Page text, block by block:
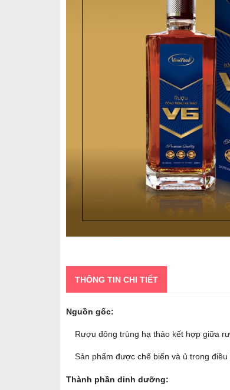
THÔNG TIN CHI TIẾT
Nguồn gốc:
Rượu đông trùng hạ thảo kết hợp giữa
Sản phẩm được chế biến và ủ trong
Thành phần dinh dưỡng: